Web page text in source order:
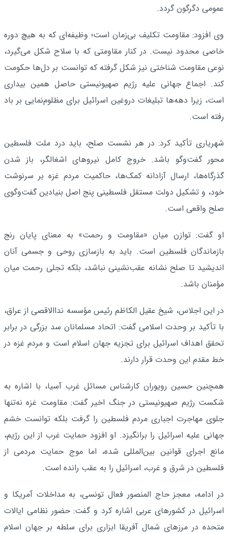
عمومی دگرگون گردد.
وی افزود: مقاومت تکلیف بی‌زمان است؛ وظیفه‌ای که به هیچ دوره
خاصی محدود نیست. در کنار مقاومتی که با سلاح شکل می‌گیرد،
نوعی مقاومت شناختی نیز شکل گرفته که توانست بر دل‌ها حکومت
کند. اجماع جهانی علیه رژیم صهیونیستی حاصل همین بیداری
است، زیرا دهه‌ها تبلیغات دروغین اسرائیل برای مظلوم‌نمایی بر باد
رفته است.
شهریاری تأکید کرد: در هر نشست صلح، باید درد ملت فلسطین
محور گفت‌وگو باشد. خروج کامل نیروهای اشغالگر، باز شدن
گذرگاه‌ها، ارسال آزادانه کمک‌ها، حاکمیت مردم غزه بر سرنوشت
خود، و تشکیل دولت مستقل فلسطینی پنج اصل بنیادین گفت‌وگوی
صلح واقعی است.
او گفت: توازن میان «مقاومت و رحمت» به معنای پایان رنج
بازماندگان فلسطین است. باید به بازسازی روحی و جسمی آنان
اندیشید تا صلح نشانه عقب‌نشینی نباشد، بلکه تجلی رحمت میان
مؤمنان باشد.
در این اجلاس، شیخ عقیل الکاظم رئیس مؤسسه نداالاقصی از عراق،
با تأکید بر وحدت اسلامی گفت: اتحاد مسلمانان سد بزرگی در برابر
تحقق اهداف اسرائیل برای تجزیه جهان اسلام است و مردم غزه در
خط مقدم این وحدت قرار دارند.
همچنین حسین رویوران کارشناس مسائل غرب آسیا، با اشاره به
شکست رژیم صهیونیستی در جنگ اخیر گفت: مقاومت غزه نه‌تنها
جلوی مهاجرت اجباری مردم فلسطین را گرفت بلکه توانست خشم
جهانی علیه اسرائیل را برانگیزد. او افزود حمایت غرب از این رژیم،
مانع اجرای قوانین بین‌المللی شده، اما موج حمایت مردمی از
فلسطین در شرق و غرب، اسرائیل را به عقب رانده است.
در ادامه، معجز حاج المنصور فعال تونسی، به مداخلات آمریکا و
اسرائیل در کشورهای عربی اشاره کرد و گفت: حضور نظامی ایالات
متحده در مرزهای شمال آفریقا ابزاری برای سلطه بر جهان اسلام